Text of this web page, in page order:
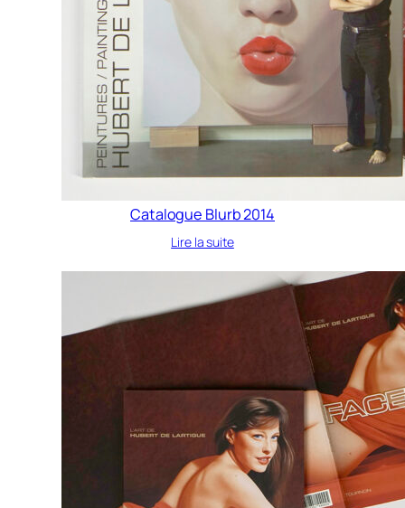
Catalogue Blurb 2014
Lire la suite